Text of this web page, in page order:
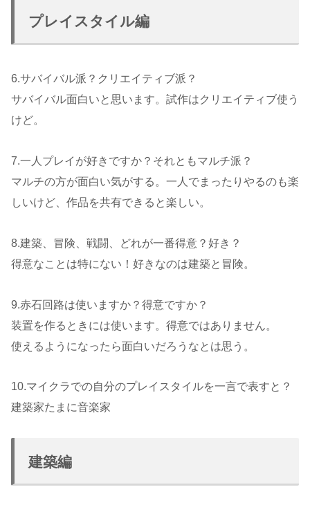
プレイスタイル編
6.サバイバル派？クリエイティブ派？
サバイバル面白いと思います。試作はクリエイティブ使う
けど。
7.一人プレイが好きですか？それともマルチ派？
マルチの方が面白い気がする。一人でまったりやるのも楽
しいけど、作品を共有できると楽しい。
8.建築、冒険、戦闘、どれが一番得意？好き？
得意なことは特にない！好きなのは建築と冒険。
9.赤石回路は使いますか？得意ですか？
装置を作るときには使います。得意ではありません。
使えるようになったら面白いだろうなとは思う。
10.マイクラでの自分のプレイスタイルを一言で表すと？
建築家たまに音楽家
建築編